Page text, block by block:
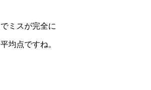
ミスが完全に
均点ですね。